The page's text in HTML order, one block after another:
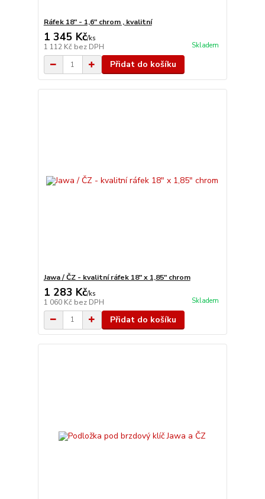
Ráfek 18" - 1,6" chrom , kvalitní
1 345 Kč/ks
1 112 Kč bez DPH Skladem
Přidat do košíku
Jawa / ČZ - kvalitní ráfek 18" x 1,85" chrom
1 283 Kč/ks
1 060 Kč bez DPH Skladem
Přidat do košíku